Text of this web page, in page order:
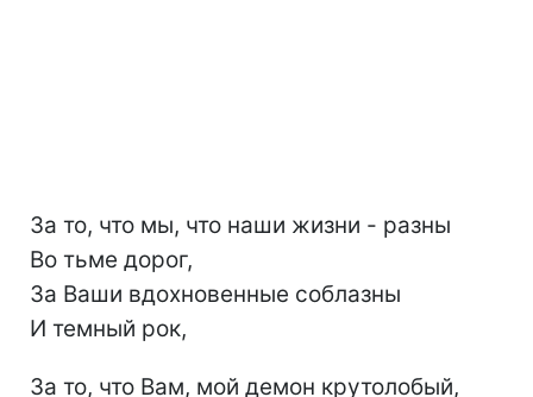
За то, что мы, что наши жизни - разны
Во тьме дорог,
За Ваши вдохновенные соблазны
И темный рок,
За то, что Вам, мой демон крутолобый,